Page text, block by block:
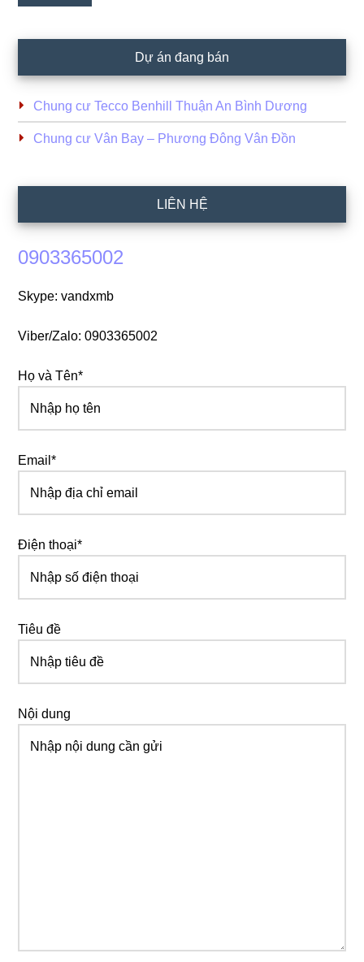
Dự án đang bán
Chung cư Tecco Benhill Thuận An Bình Dương
Chung cư Vân Bay – Phương Đông Vân Đồn
LIÊN HỆ
0903365002
Skype: vandxmb
Viber/Zalo: 0903365002
Họ và Tên*
Email*
Điện thoại*
Tiêu đề
Nội dung